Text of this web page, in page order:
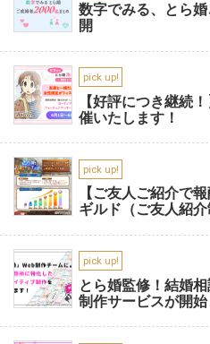
数字でみる、とら
開
pick up!
【好評につき継続
催いたします！
pick up!
【ご友人ご紹介で
ギルド（ご友人紹
pick up!
とら婚監修！結婚
制作サービスが開始